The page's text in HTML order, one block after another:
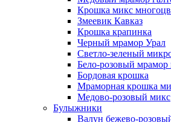
Крошка микс
Змеевик Кавказ
Крошка крапинка
Черный мрамор Урал
Светло-зеленый
Бело-розовый мрамор
Бордовая крошка
Мраморная крошка
Медово-розовый микс
Булыжники
Валун бежево-